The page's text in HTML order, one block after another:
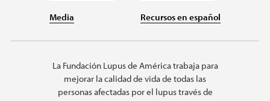
Media Recursos en español
La Fundación Lupus de América trabaja para
mejorar la calidad de vida de todas las
personas afectadas por el lupus través de